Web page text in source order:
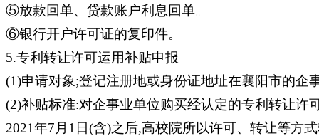
⑤放款回单、贷款账户利息回单。
⑥银行开户许可证的复印件。
5.专利转让许可运用补贴申报
(1)申请对象;登记注册地或身份证地址在襄阳市的企
(2)补贴标准:对企事业单位购买经认定的专利转让许
2021年7月1日(含)之后,高校院所以许可、转让等方